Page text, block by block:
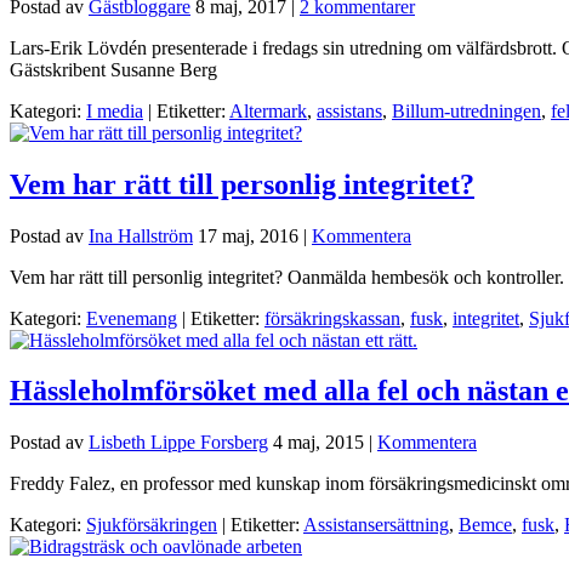
Postad av Gästbloggare 8 maj, 2017 | 2 kommentarer
Lars-Erik Lövdén presenterade i fredags sin utredning om
Gästskribent Susanne Berg
Kategori: I media | Etiketter: Altermark, assistans, Billum-utredningen,
Vem har rätt till personlig integritet?
Postad av Ina Hallström 17 maj, 2016 | Kommentera
Vem har rätt till personlig integritet? Oanmälda hembesök och
Kategori: Evenemang | Etiketter: försäkringskassan, fusk, integritet,
Hässleholmförsöket med alla fel och nästan
Postad av Lisbeth Lippe Forsberg 4 maj, 2015 | Kommentera
Freddy Falez, en professor med kunskap inom försäkringsmedicinskt
Kategori: Sjukförsäkringen | Etiketter: Assistansersättning, Bemce, fusk,